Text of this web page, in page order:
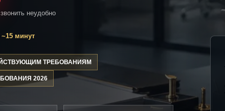
неудобно
минут
ТРЕБОВАНИЯМ
2026